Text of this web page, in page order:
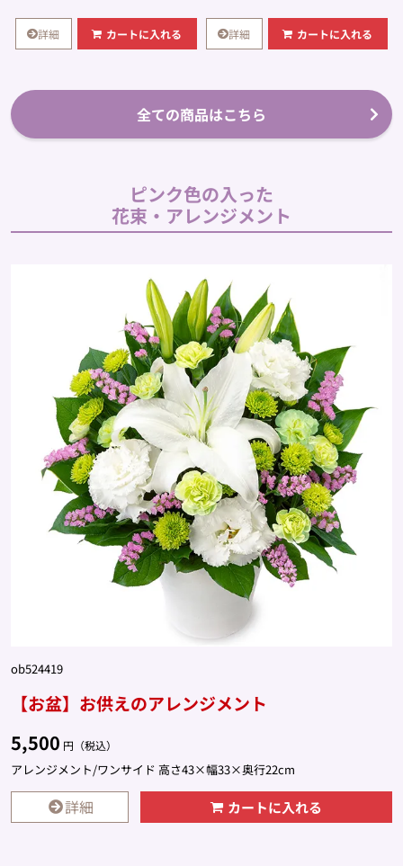
詳細 カートに入れる 詳細 カートに入れる
全ての商品はこちら
ピンク色の入った
花束・アレンジメント
ob524419
【お盆】お供えのアレンジメント
5,500 円（税込）
アレンジメント/ワンサイド 高さ43×幅33×奥行22cm
詳細 カートに入れる